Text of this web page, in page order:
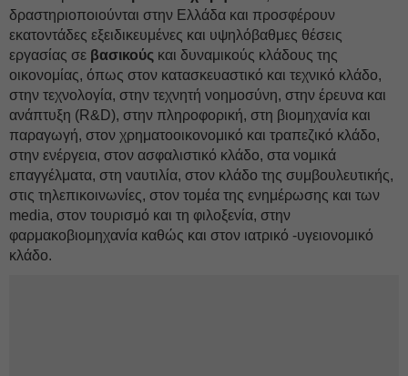
δραστηριοποιούνται στην Ελλάδα και προσφέρουν
εκατοντάδες εξειδικευμένες και υψηλόβαθμες θέσεις
εργασίας σε βασικούς και δυναμικούς κλάδους της
οικονομίας, όπως στον κατασκευαστικό και τεχνικό κλάδο,
στην τεχνολογία, στην τεχνητή νοημοσύνη, στην έρευνα και
ανάπτυξη (R&D), στην πληροφορική, στη βιομηχανία και
παραγωγή, στον χρηματοοικονομικό και τραπεζικό κλάδο,
στην ενέργεια, στον ασφαλιστικό κλάδο, στα νομικά
επαγγέλματα, στη ναυτιλία, στον κλάδο της συμβουλευτικής,
στις τηλεπικοινωνίες, στον τομέα της ενημέρωσης και των
media, στον τουρισμό και τη φιλοξενία, στην
φαρμακοβιομηχανία καθώς και στον ιατρικό -υγειονομικό
κλάδο.